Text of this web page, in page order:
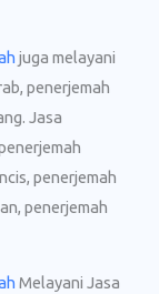
juga melayani
penerjemah
Jasa
penerjemah
penerjemah
Melayani Jasa